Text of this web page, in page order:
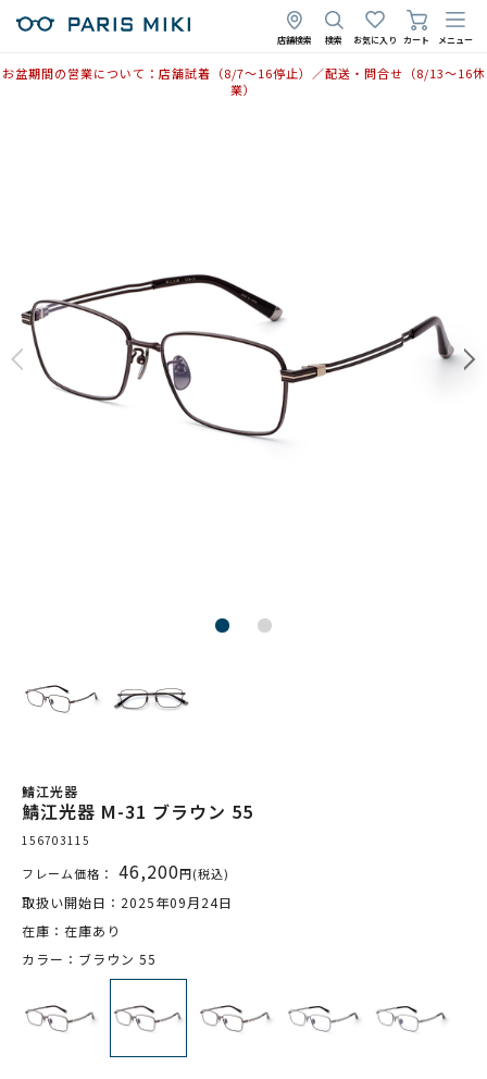
店舗検索 検索 お気に入り カート メニュー
お盆期間の営業について：店舗試着（8/7〜16停止）／配送・問合せ（8/13〜16休
業）
鯖江光器
鯖江光器 M-31 ブラウン 55
156703115
フレーム価格： 46,200円(税込)
取扱い開始日：2025年09月24日
在庫：在庫あり
カラー：ブラウン 55
2025年10月8日